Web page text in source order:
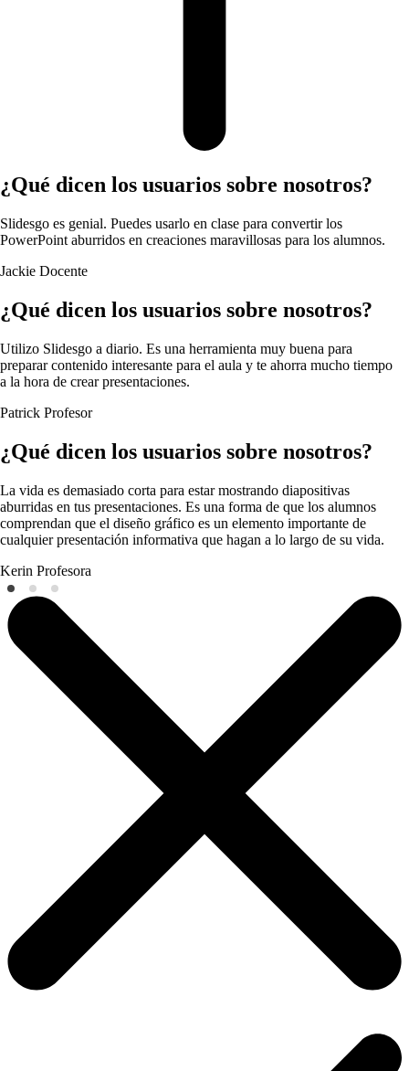
¿Qué dicen los usuarios sobre nosotros?
Slidesgo es genial. Puedes usarlo en clase para convertir los
PowerPoint aburridos en creaciones maravillosas para los alumnos.
Jackie Docente
¿Qué dicen los usuarios sobre nosotros?
Utilizo Slidesgo a diario. Es una herramienta muy buena para
preparar contenido interesante para el aula y te ahorra mucho tiempo
a la hora de crear presentaciones.
Patrick Profesor
¿Qué dicen los usuarios sobre nosotros?
La vida es demasiado corta para estar mostrando diapositivas
aburridas en tus presentaciones. Es una forma de que los alumnos
comprendan que el diseño gráfico es un elemento importante de
cualquier presentación informativa que hagan a lo largo de su vida.
Kerin Profesora